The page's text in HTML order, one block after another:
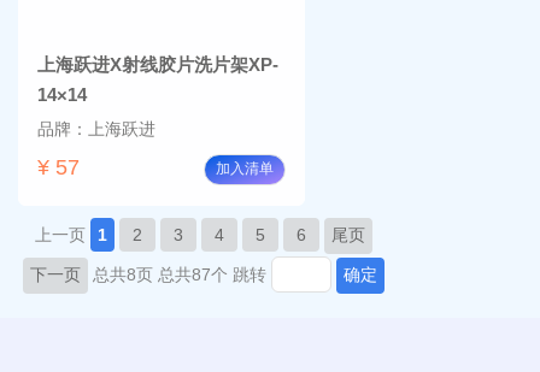
上海跃进X射线胶片洗片架XP-
14×14
品牌：上海跃进
¥ 57 加入清单
上一页 1 2 3 4 5 6 尾页
下一页 总共8页 总共87个 跳转 确定